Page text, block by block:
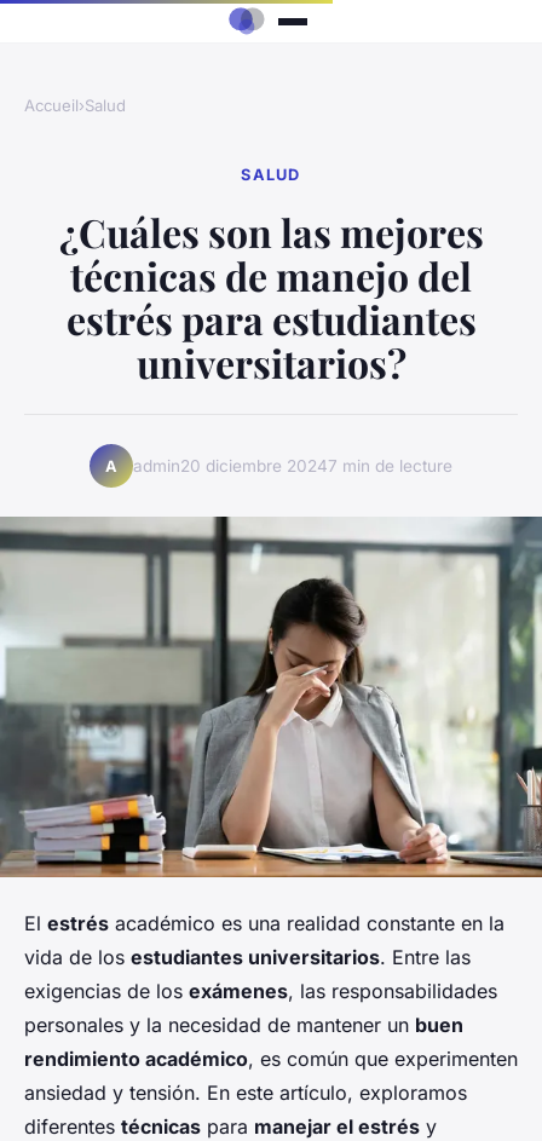
Accueil›Salud
SALUD
¿Cuáles son las mejores
técnicas de manejo del
estrés para estudiantes
universitarios?
A admin20 diciembre 20247 min de lecture
El estrés académico es una realidad constante en la
vida de los estudiantes universitarios. Entre las
exigencias de los exámenes, las responsabilidades
personales y la necesidad de mantener un buen
rendimiento académico, es común que experimenten
ansiedad y tensión. En este artículo, exploramos
diferentes técnicas para manejar el estrés y